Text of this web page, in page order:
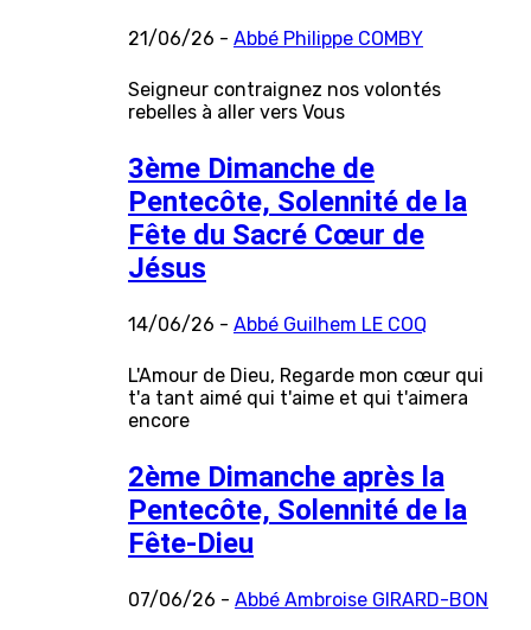
21/06/26 - Abbé Philippe COMBY
Seigneur contraignez nos volontés
rebelles à aller vers Vous
3ème Dimanche de
Pentecôte, Solennité de la
Fête du Sacré Cœur de
Jésus
14/06/26 - Abbé Guilhem LE COQ
L'Amour de Dieu, Regarde mon cœur qui
t'a tant aimé qui t'aime et qui t'aimera
encore
2ème Dimanche après la
Pentecôte, Solennité de la
Fête-Dieu
07/06/26 - Abbé Ambroise GIRARD-BON